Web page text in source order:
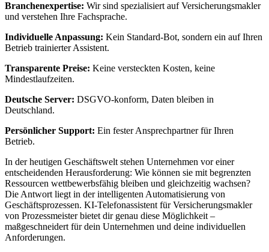
Branchenexpertise: Wir sind spezialisiert auf Versicherungsmakler
und verstehen Ihre Fachsprache.
Individuelle Anpassung: Kein Standard-Bot, sondern ein auf Ihren
Betrieb trainierter Assistent.
Transparente Preise: Keine versteckten Kosten, keine
Mindestlaufzeiten.
Deutsche Server: DSGVO-konform, Daten bleiben in
Deutschland.
Persönlicher Support: Ein fester Ansprechpartner für Ihren
Betrieb.
In der heutigen Geschäftswelt stehen Unternehmen vor einer
entscheidenden Herausforderung: Wie können sie mit begrenzten
Ressourcen wettbewerbsfähig bleiben und gleichzeitig wachsen?
Die Antwort liegt in der intelligenten Automatisierung von
Geschäftsprozessen. KI-Telefonassistent für Versicherungsmakler
von Prozessmeister bietet dir genau diese Möglichkeit –
maßgeschneidert für dein Unternehmen und deine individuellen
Anforderungen.